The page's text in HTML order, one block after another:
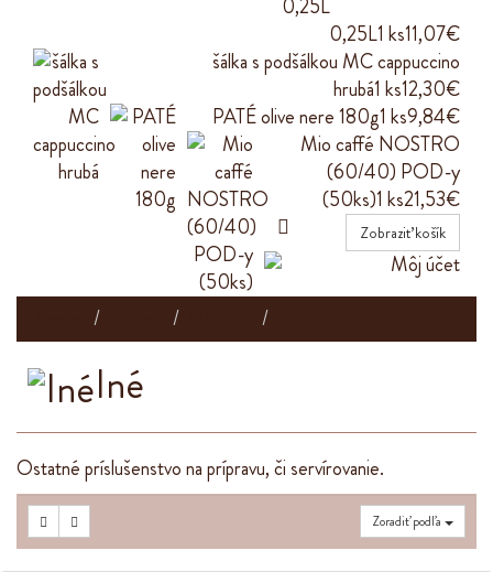
0,25L1 ks11,07€
šálka s podšálkou MC cappuccino
hrubá1 ks12,30€
PATÉ olive nere 180g1 ks9,84€
Mio caffé NOSTRO
(60/40) POD-y
(50ks)1 ks21,53€
Zobraziť košík

Môj účet
Iné
Ostatné príslušenstvo na prípravu, či servírovanie.
Zoradiť podľa